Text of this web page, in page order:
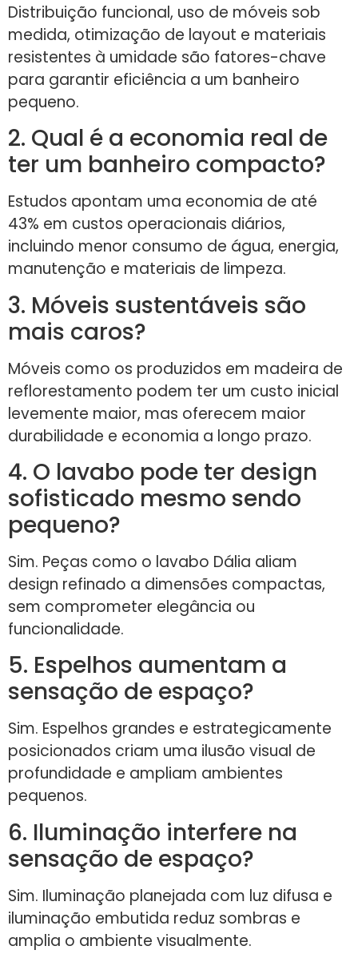
Distribuição funcional, uso de móveis sob
medida, otimização de layout e materiais
resistentes à umidade são fatores-chave
para garantir eficiência a um banheiro
pequeno.
2. Qual é a economia real de
ter um banheiro compacto?
Estudos apontam uma economia de até
43% em custos operacionais diários,
incluindo menor consumo de água, energia,
manutenção e materiais de limpeza.
3. Móveis sustentáveis são
mais caros?
Móveis como os produzidos em madeira de
reflorestamento podem ter um custo inicial
levemente maior, mas oferecem maior
durabilidade e economia a longo prazo.
4. O lavabo pode ter design
sofisticado mesmo sendo
pequeno?
Sim. Peças como o lavabo Dália aliam
design refinado a dimensões compactas,
sem comprometer elegância ou
funcionalidade.
5. Espelhos aumentam a
sensação de espaço?
Sim. Espelhos grandes e estrategicamente
posicionados criam uma ilusão visual de
profundidade e ampliam ambientes
pequenos.
6. Iluminação interfere na
sensação de espaço?
Sim. Iluminação planejada com luz difusa e
iluminação embutida reduz sombras e
amplia o ambiente visualmente.